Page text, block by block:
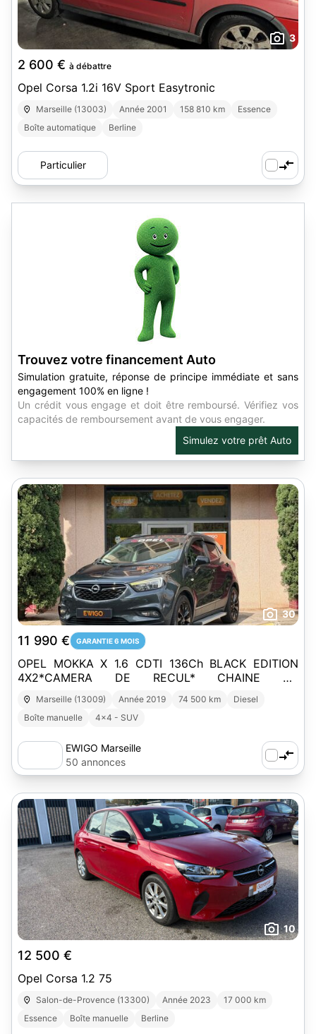
3
2 600 € à débattre
Opel Corsa 1.2i 16V Sport Easytronic
Marseille (13003) Année 2001 158 810 km
Essence
Boîte automatique
Berline
Particulier
Trouvez votre financement Auto
Simulation gratuite, réponse de principe immédiate et sans
engagement 100% en ligne !
Un crédit vous engage et doit être remboursé. Vérifiez vos
capacités de remboursement avant de vous engager.
Simulez votre prêt Auto
30
11 990 € GARANTIE 6 MOIS
OPEL MOKKA X 1.6 CDTI 136Ch BLACK EDITION
4X2*CAMERA DE RECUL* CHAINE DE
DISTRIBUTION*
Marseille (13009) Année 2019 74 500 km
Diesel
Boîte manuelle
4x4 - SUV
EWIGO Marseille
50 annonces
10
12 500 €
Opel Corsa 1.2 75
Salon-de-Provence (13300) Année 2023
17 000 km
Essence
Boîte manuelle Berline